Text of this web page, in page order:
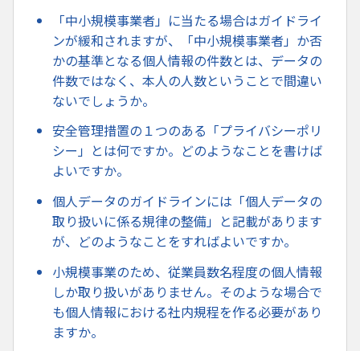
「中小規模事業者」に当たる場合はガイドライ
ンが緩和されますが、「中小規模事業者」か否
かの基準となる個人情報の件数とは、データの
件数ではなく、本人の人数ということで間違い
ないでしょうか。
安全管理措置の１つのある「プライバシーポリ
シー」とは何ですか。どのようなことを書けば
よいですか。
個人データのガイドラインには「個人データの
取り扱いに係る規律の整備」と記載があります
が、どのようなことをすればよいですか。
小規模事業のため、従業員数名程度の個人情報
しか取り扱いがありません。そのような場合で
も個人情報における社内規程を作る必要があり
ますか。